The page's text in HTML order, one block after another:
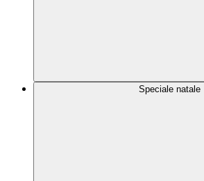
Speciale natale